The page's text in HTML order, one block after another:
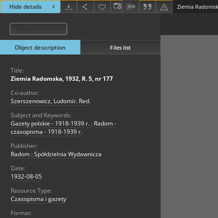
Hide details Ziemia
Object description Files list
Title:
Ziemia Radomska, 1932, R. 5, nr 177
Co-author:
Szerszenowicz, Ludomir. Red.
Subject and Keywords:
Gazety polskie - 1918-1939 r. ; Radom -
czasopisma - 1918-1939 r.
Publisher:
Radom : Spółdzielnia Wydawnicza
Date:
1932-08-05
Resource Type:
Czasopisma i gazety
Format: